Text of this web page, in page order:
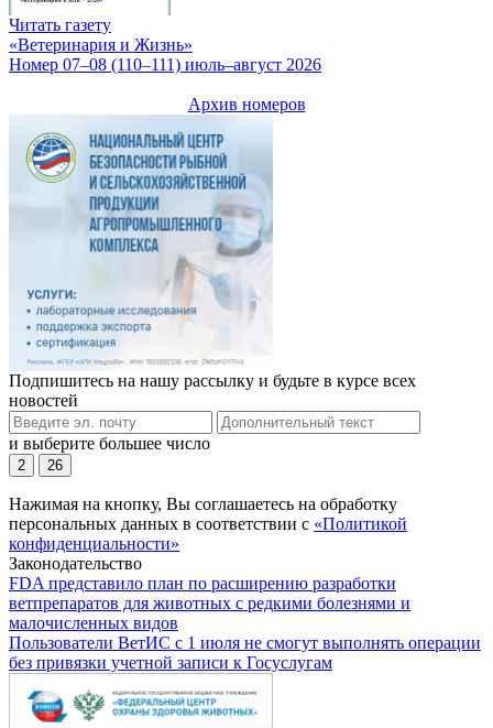
Читать газету
«Ветеринария и Жизнь»
Номер 07–08 (110–111) июль–август 2026
Архив номеров
Подпишитесь на нашу рассылку и будьте в курсе всех
новостей
и выберите большее число
2 26
Нажимая на кнопку, Вы соглашаетесь на обработку
персональных данных в соответствии с «Политикой
конфиденциальности»
Законодательство
FDA представило план по расширению разработки
ветпрепаратов для животных с редкими болезнями и
малочисленных видов
Пользователи ВетИС с 1 июля не смогут выполнять операции
без привязки учетной записи к Госуслугам